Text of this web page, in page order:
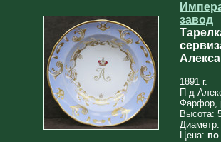
завод
1891 г.
П-д
Фарфор,
Высота:
Цена: по